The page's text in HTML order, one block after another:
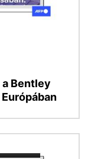
Bentley